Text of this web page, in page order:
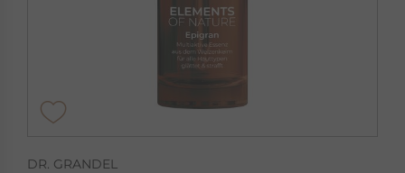
DR. GRANDEL